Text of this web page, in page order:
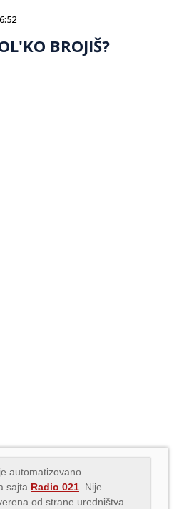
BROJIŠ?
automatizovano
sajta Radio 021 . Nije
od strane uredništva